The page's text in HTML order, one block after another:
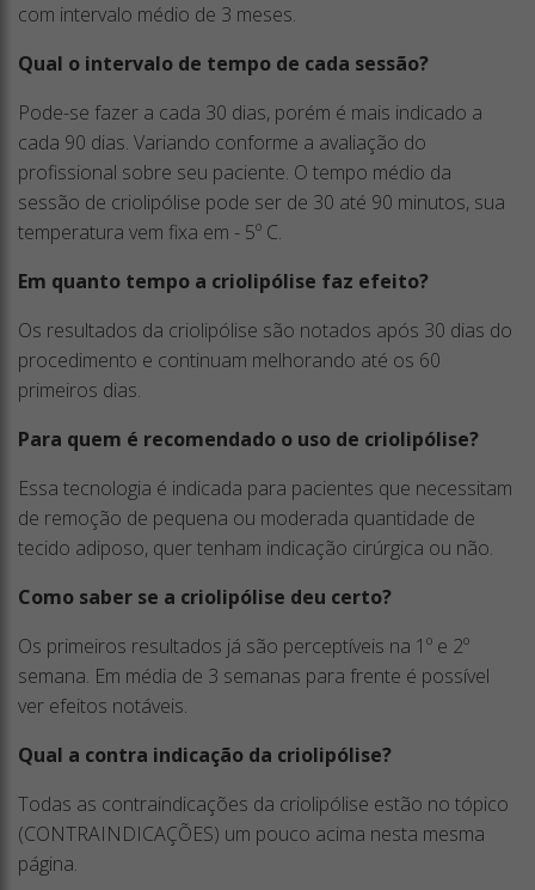
com intervalo médio de 3 meses.
Qual o intervalo de tempo de cada sessão?
Pode-se fazer a cada 30 dias, porém é mais indicado a
cada 90 dias. Variando conforme a avaliação do
profissional sobre seu paciente. O tempo médio da
sessão de criolipólise pode ser de 30 até 90 minutos, sua
temperatura vem fixa em - 5º C.
Em quanto tempo a criolipólise faz efeito?
Os resultados da criolipólise são notados após 30 dias do
procedimento e continuam melhorando até os 60
primeiros dias.
Para quem é recomendado o uso de criolipólise?
Essa tecnologia é indicada para pacientes que necessitam
de remoção de pequena ou moderada quantidade de
tecido adiposo, quer tenham indicação cirúrgica ou não.
Como saber se a criolipólise deu certo?
Os primeiros resultados já são perceptíveis na 1º e 2º
semana. Em média de 3 semanas para frente é possível
ver efeitos notáveis.
Qual a contra indicação da criolipólise?
Todas as contraindicações da criolipólise estão no tópico
(CONTRAINDICAÇÕES) um pouco acima nesta mesma
página.